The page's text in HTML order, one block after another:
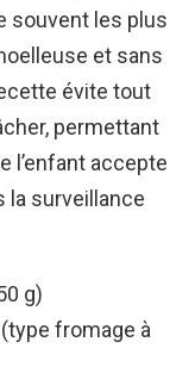
souvent les plus
et sans
évite tout
permettant
l’enfant accepte
la surveillance
g)
fromage à